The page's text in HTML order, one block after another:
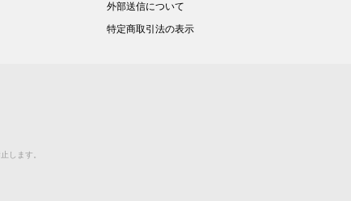
外部送信について
特定商取引法の表示
します。